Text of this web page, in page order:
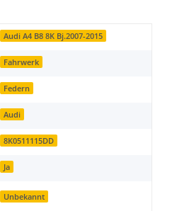
Audi A4 B8 8K Bj.2007-2015
Fahrwerk
Federn
Audi
8K0511115DD
Ja
Unbekannt